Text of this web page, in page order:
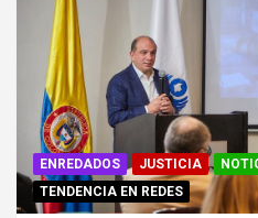
ENREDADOS JUSTICIA
TENDENCIA EN REDES